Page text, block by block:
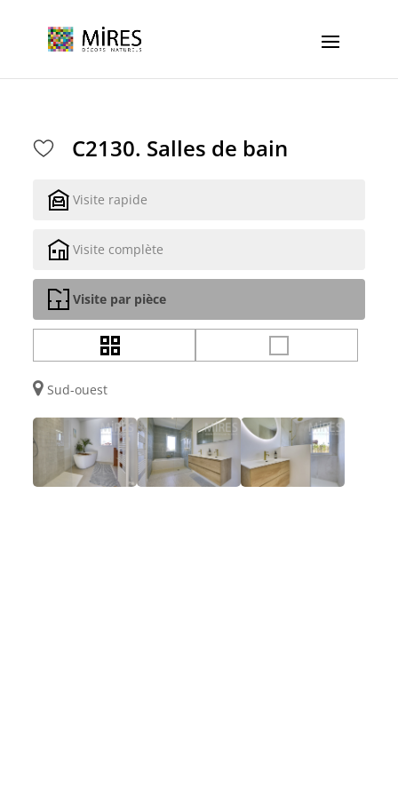
C2130. Salles de bain
Visite rapide
Visite complète
Visite par pièce
Sud-ouest